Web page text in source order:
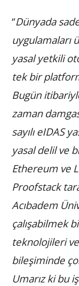
‘’Dünyada
uygulamaları
yasal yetkili
tek bir
Bugün
zaman
sayılı eIDAS
yasal delil ve
Ethereum ve
Proofstack
Acıbadem
çalışabilmek
teknolojileri
bileşiminde
Umarız ki bu